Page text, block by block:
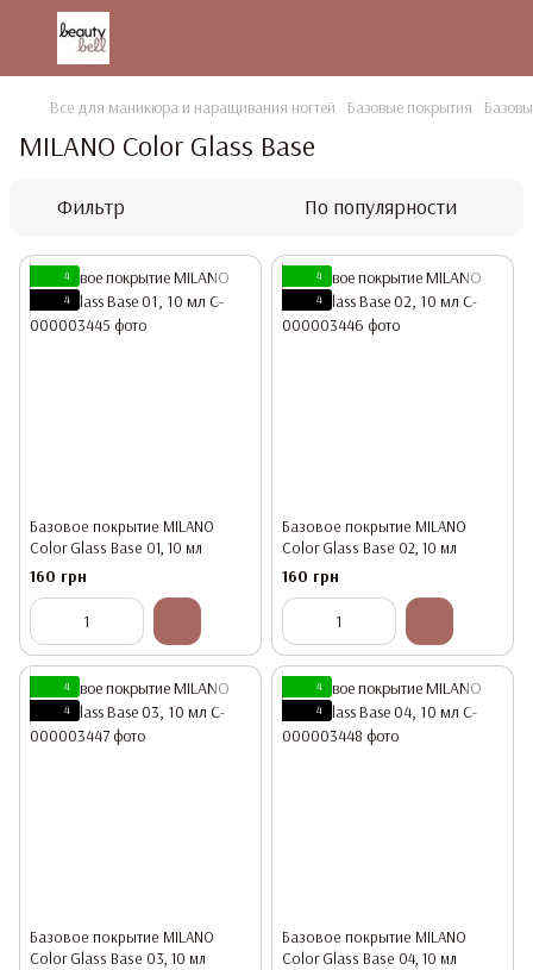
Все для маникюра и наращивания ногтей Базовые покрытия
MILANO Color Glass Base
Фильтр По популярности
4
4
Базовое покрытие MILANO
Color Glass Base 01, 10 мл
160 грн
4
4
Базовое покрытие MILANO
Color Glass Base 02, 10 мл
160 грн
4
4
Базовое покрытие MILANO
Color Glass Base 03, 10 мл
4
4
Базовое покрытие MILANO
Color Glass Base 04, 10 мл